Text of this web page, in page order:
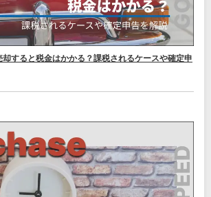
すると税金はかかる？課税されるケースや確定申